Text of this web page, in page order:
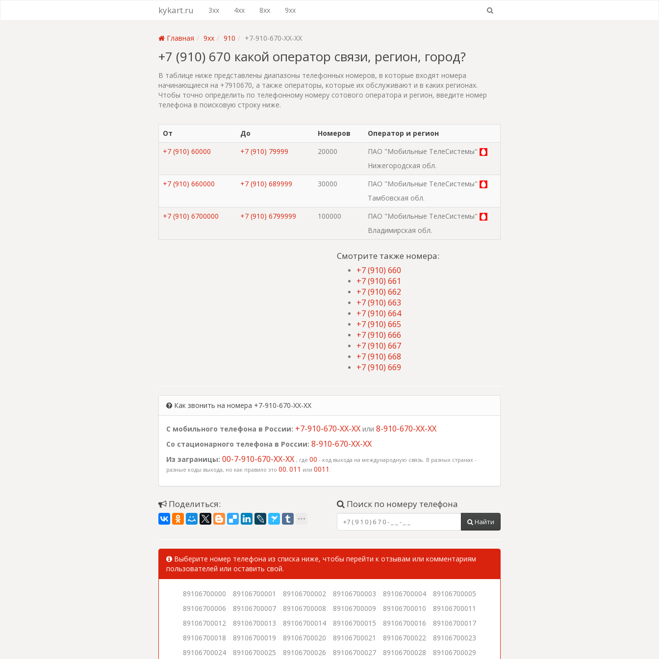
kykart.ru 3xx 4xx 8xx 9xx
Главная 9xx 910 +7-910-670-XX-XX
+7 (910) 670 какой оператор связи, регион, город?
В таблице ниже представлены диапазоны телефонных номеров, в которые входят номера
начинающиеся на +7910670, а также операторы, которые их обслуживают и в каких регионах.
Чтобы точно определить по телефонному номеру сотового оператора и регион, введите номер
телефона в поисковую строку ниже.
От До Номеров
Оператор и регион
+7 (910) 60000
+7 (910) 79999 20000
ПАО "Мобильные ТелеСистемы"
Нижегородская обл.
+7 (910) 660000
+7 (910) 689999 30000
ПАО "Мобильные ТелеСистемы"
Тамбовская обл.
+7 (910) 6700000
+7 (910) 6799999 100000
ПАО "Мобильные ТелеСистемы"
Владимирская обл.
Смотрите также номера:
+7 (910) 660
+7 (910) 661
+7 (910) 662
+7 (910) 663
+7 (910) 664
+7 (910) 665
+7 (910) 666
+7 (910) 667
+7 (910) 668
+7 (910) 669
Как звонить на номера +7-910-670-XX-XX
С мобильного телефона в России: +7-910-670-XX-XX или 8-910-670-XX-XX
Со стационарного телефона в России: 8-910-670-XX-XX
Из заграницы: 00-7-910-670-XX-XX , где 00 - код выхода на международную связь. В разных странах -
разные коды выхода, но как правило это 00, 011 или 0011 .
Поделиться: Поиск по номеру телефона
Найти
Выберите номер телефона из списка ниже, чтобы перейти к отзывам или комментариям
пользователей или оставить свой.
89106700000 89106700001 89106700002 89106700003 89106700004
89106700005
89106700006
89106700007 89106700008 89106700009 89106700010
89106700011
89106700012
89106700013 89106700014 89106700015 89106700016
89106700017
89106700018
89106700019 89106700020 89106700021 89106700022
89106700023
89106700024
89106700025 89106700026 89106700027 89106700028 89106700029